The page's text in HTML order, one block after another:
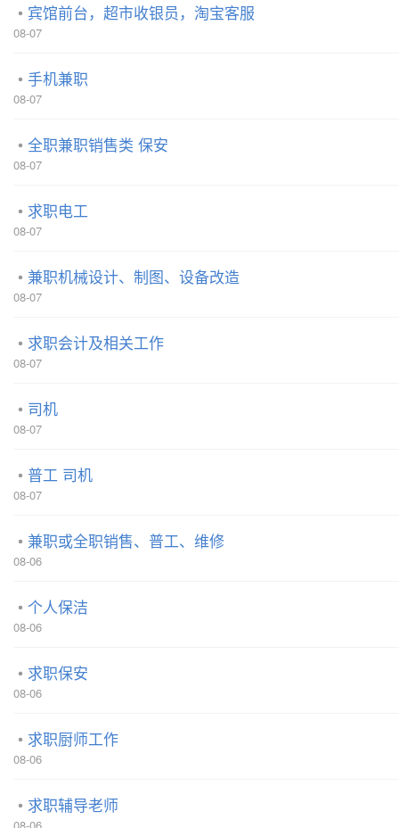
宾馆前台，超市收银员，淘宝客服
08-07
手机兼职
08-07
全职兼职销售类 保安
08-07
求职电工
08-07
兼职机械设计、制图、设备改造
08-07
求职会计及相关工作
08-07
司机
08-07
普工 司机
08-07
兼职或全职销售、普工、维修
08-06
个人保洁
08-06
求职保安
08-06
求职厨师工作
08-06
求职辅导老师